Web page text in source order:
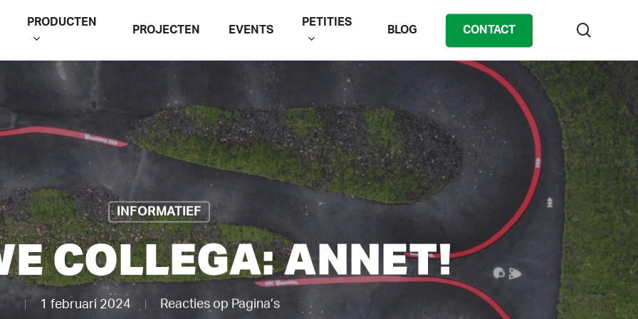
PRODUCTEN
PROJECTEN EVENTS
PETITIES
BLOG CONTACT
INFORMATIEF
COLLEGA: ANNET!
1 februari 2024 Reacties op Pagina’s